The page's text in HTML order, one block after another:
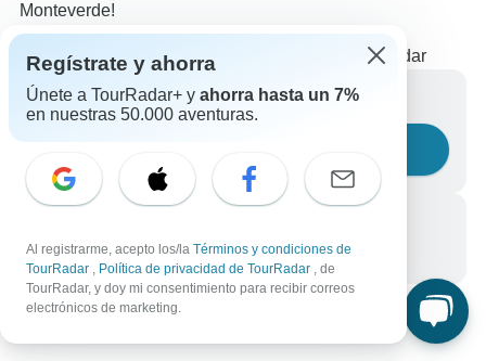
Monteverde!
Elige entre +54 circuitos en Monteverde
491 reseñas verificadas de clientes de TourRadar
Escríbenos un mensaje
+34 933 938 984
Regístrate y ahorra
Únete a TourRadar+ y ahorra hasta un 7%
en nuestras 50.000 aventuras.
Al registrarme, acepto los/la Términos y condiciones de
TourRadar , Política de privacidad de TourRadar , de
TourRadar, y doy mi consentimiento para recibir correos
electrónicos de marketing.